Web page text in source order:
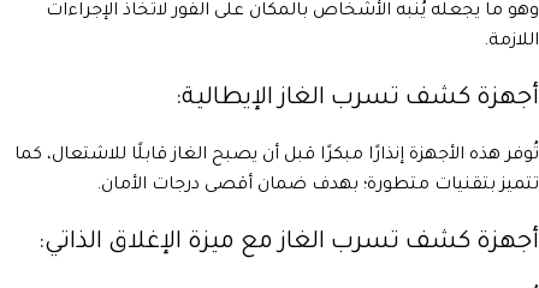
وهو ما يجعله يُنبه الأشخاص بالمكان على الفور لاتخاذ الإجراءات
اللازمة.
أجهزة كشف تسرب الغاز الإيطالية:
تُوفر هذه الأجهزة إنذارًا مبكرًا قبل أن يصبح الغاز قابلًا للاشتعال، كما
تتميز بتقنيات متطورة؛ بهدف ضمان أقصى درجات الأمان.
أجهزة كشف تسرب الغاز مع ميزة الإغلاق الذاتي: